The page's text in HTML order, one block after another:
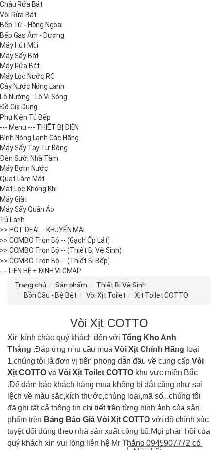
Chậu Rửa Bát
Vòi Rửa Bát
Bếp Từ - Hồng Ngoại
Bếp Gas Âm - Dương
Máy Hút Mùi
Máy Sấy Bát
Máy Rửa Bát
Máy Lọc Nước RO
Cây Nước Nóng Lạnh
Lò Nướng - Lò Vi Sóng
Đồ Gia Dụng
Phụ Kiện Tủ Bếp
--- Menu --- THIẾT BỊ ĐIỆN
Bình Nóng Lạnh Các Hãng
Máy Sấy Tay Tự Động
Đèn Sưởi Nhà Tắm
Máy Bơm Nước
Quạt Làm Mát
Mát Lọc Không Khí
Máy Giặt
Máy Sấy Quần Áo
Tủ Lạnh
>> HOT DEAL - KHUYẾN MÃI
>> COMBO Trọn Bộ -- (Gạch Ốp Lát)
>> COMBO Trọn Bộ -- (Thiết Bị Vệ Sinh)
>> COMBO Trọn Bộ -- (Thiết Bị Bếp)
--- LIÊN HỆ + ĐỊNH VỊ GMAP
Trang chủ
Sản phẩm
Thiết Bị Vệ Sinh
Bồn Cầu - Bệ Bệt
Vòi Xịt Toilet Xịt Toilet COTTO
Vòi Xịt COTTO
Xin kính chào quý khách đến với Tổng Kho Anh
Thắng .Đáp ứng nhu cầu mua Vòi Xịt Chính Hãng loại
1,chúng tôi là đơn vị tiên phong dẫn đầu về cung cấp Vòi
Xịt COTTO và Vòi Xịt Toilet COTTO khu vực miền Bắc
.Để đảm bảo khách hàng mua không bị đắt cũng như sai
lệch về màu sắc,kích thước,chủng loại,mã số...chúng tôi
đã ghi tất cả thông tin chi tiết trên từng hình ảnh của sản
phẩm trên Bảng Báo Giá Vòi Xịt COTTO với độ chính xác
tuyệt đối đúng theo nhà sản xuất công bố.Mọi phản hồi của
quý khách xin vui lòng liên hệ Mr Thắng 0945907772 có